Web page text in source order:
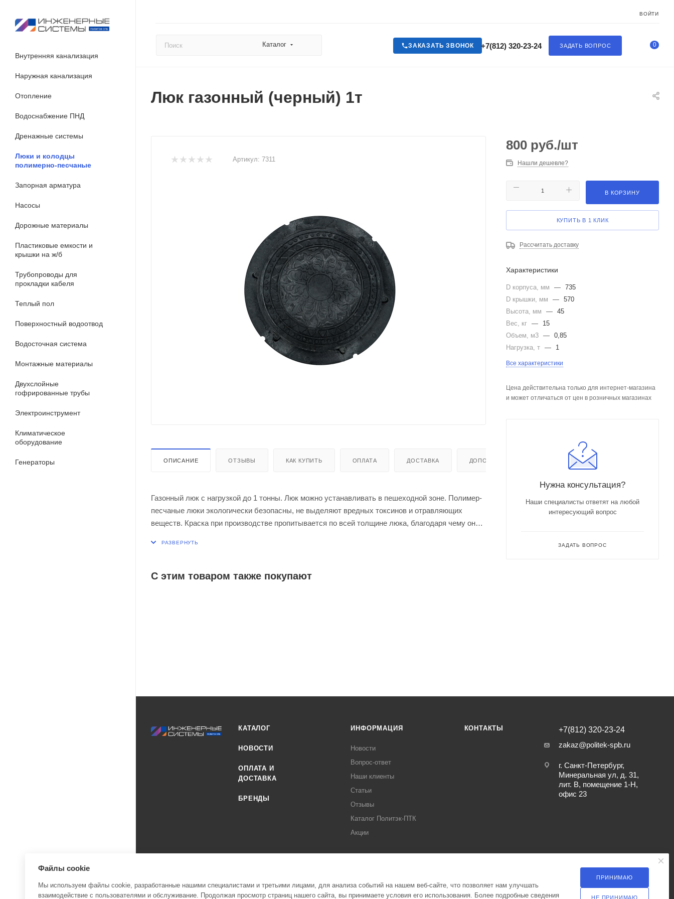
ВОЙТИ
Каталог ЗАДАТЬ ВОПРОС
+7(812) 320-23-24
ЗАКАЗАТЬ ЗВОНОК 0
Внутренняя канализация
Наружная канализация
Отопление
Водоснабжение ПНД
Дренажные системы
Люки и колодцы
полимерно-песчаные
Запорная арматура
Насосы
Дорожные материалы
Пластиковые емкости и
крышки на ж/б
Трубопроводы для
прокладки кабеля
Теплый пол
Поверхностный водоотвод
Водосточная система
Монтажные материалы
Двухслойные
гофрированные трубы
Электроинструмент
Климатическое
оборудование
Генераторы
Люк газонный (черный) 1т
Артикул: 7311
ОПИСАНИЕ ОТЗЫВЫ КАК КУПИТЬ ОПЛАТА ДОСТАВКА ДОПОЛНИТЕЛЬНО ХАРАКТЕРИСТИКИ
Газонный люк с нагрузкой до 1 тонны. Люк можно устанавливать в пешеходной зоне. Полимер-
песчаные люки экологически безопасны, не выделяют вредных токсинов и отравляющих
веществ. Краска при производстве пропитывается по всей толщине люка, благодаря чему она
С этим товаром также покупают
800 руб./шт
Нашли дешевле?
В КОРЗИНУ
КУПИТЬ В 1 КЛИК
Рассчитать доставку
Характеристики
D корпуса, мм — 735
D крышки, мм
— 570
Высота, мм
— 45
Вес, кг —
15
Объем, м3 — 0,85
Нагрузка, т — 1
Все характеристики
Цена действительна только для интернет-магазина
и может отличаться от цен в розничных магазинах
Нужна консультация?
Наши специалисты ответят на любой
интересующий вопрос
ЗАДАТЬ ВОПРОС
КАТАЛОГ
НОВОСТИ
ОПЛАТА И
ДОСТАВКА
БРЕНДЫ
ИНФОРМАЦИЯ
Новости
Вопрос-ответ
Наши клиенты
Статьи
Отзывы
Каталог Политэк-ПТК
Акции
КОНТАКТЫ
+7(812) 320-23-24
zakaz@politek-spb.ru
г. Санкт-Петербург,
Минеральная ул, д. 31,
лит. В, помещение 1-Н,
офис 23
Файлы cookie
Мы используем файлы cookie, разработанные нашими специалистами и третьими лицами, для анализа событий на нашем веб-сайте, что позволяет нам улучшать
взаимодействие с пользователями и обслуживание. Продолжая просмотр страниц нашего сайта, вы принимаете условия его использования. Более подробные сведения
ПРИНИМАЮ
НЕ ПРИНИМАЮ